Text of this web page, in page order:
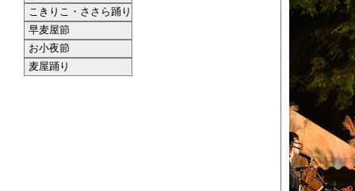
こきりこ・ささら踊り
早麦屋節
お小夜節
麦屋踊り